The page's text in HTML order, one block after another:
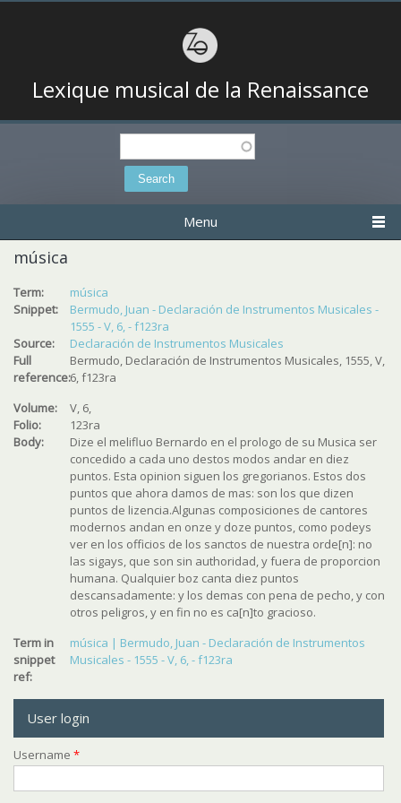
Lexique musical de la Renaissance
Search
Menu
música
Term:
música
Snippet:
Bermudo, Juan - Declaración de Instrumentos Musicales -
1555 - V, 6, - f123ra
Source:
Declaración de Instrumentos Musicales
Full
reference:
Bermudo, Declaración de Instrumentos Musicales, 1555, V,
6, f123ra
Volume:
V, 6,
Folio:
123ra
Body:
Dize el melifluo Bernardo en el prologo de su Musica ser
concedido a cada uno destos modos andar en diez
puntos. Esta opinion siguen los gregorianos. Estos dos
puntos que ahora damos de mas: son los que dizen
puntos de lizencia.Algunas composiciones de cantores
modernos andan en onze y doze puntos, como podeys
ver en los officios de los sanctos de nuestra orde[n]: no
las sigays, que son sin authoridad, y fuera de proporcion
humana. Qualquier boz canta diez puntos
descansadamente: y los demas con pena de pecho, y con
otros peligros, y en fin no es ca[n]to gracioso.
Term in
snippet
ref:
música | Bermudo, Juan - Declaración de Instrumentos
Musicales - 1555 - V, 6, - f123ra
User login
Username *